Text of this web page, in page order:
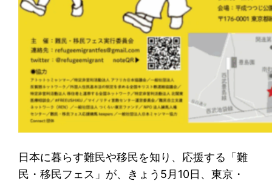
日本に暮らす難民や移民を知り、応援する「難
民・移民フェス」が、きょう5月10日、東京・